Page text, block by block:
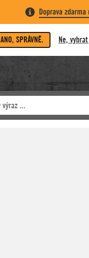
Doprava
ANO, SPRÁVNĚ. Ne,